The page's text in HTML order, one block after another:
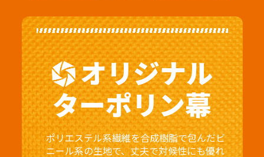
オリジナル
ターポリン幕
ポリエステル系繊維を合成樹脂で包んだビ
ニール系の生地で、丈夫で対候性にも優れ